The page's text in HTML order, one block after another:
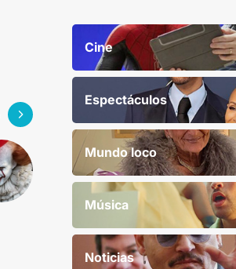
Cine
Espectáculos
Mundo loco
Música
Noticias